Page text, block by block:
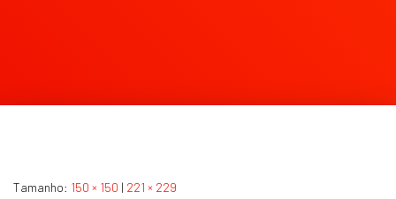
Tamanho: 150 × 150 | 221 × 229